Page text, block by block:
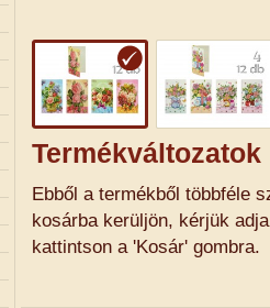
Termékváltozatok
Ebből a termékből többféle
kosárba kerüljön, kérjük
kattintson a 'Kosár' gombra.